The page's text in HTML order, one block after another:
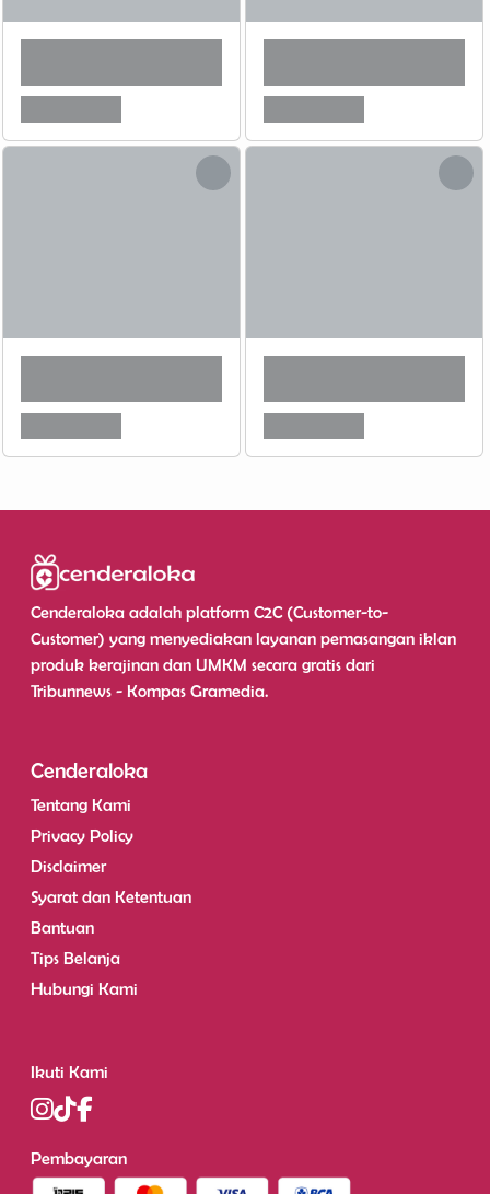
Cenderaloka adalah platform C2C (Customer-to-
Customer) yang menyediakan layanan pemasangan iklan
produk kerajinan dan UMKM secara gratis dari
Tribunnews - Kompas Gramedia.
Cenderaloka
Tentang Kami
Privacy Policy
Disclaimer
Syarat dan Ketentuan
Bantuan
Tips Belanja
Hubungi Kami
Ikuti Kami
Pembayaran